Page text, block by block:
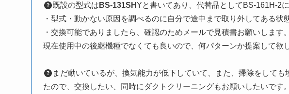
既設の型式は BS-131SHYと書いてあり、代替品としてBS-161H-2
・型式・動かない原因を調べるのに自分で途中まで取り外してある状
・交換可能でありましたら、確認のためメールで見積書お願いします。
現在使用中の後継機種でなくても良いので、何パターンか提案して欲
まだ動いているが、換気能力が低下していて、また、掃除をして
たので、交換したい、同時にダクトクリーニングもお願いしたいです